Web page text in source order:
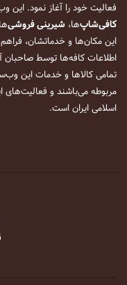
فعالیت خود را آغاز نمود. این
کافی‌شاپ‌ها، شیرینی فروشی
این مکان‌ها و خدماتشان،
اطلاعات کافه‌ها توسط
تمامی کالاها و خدمات این
مربوطه می‌باشند و
اسلامی ایران است.